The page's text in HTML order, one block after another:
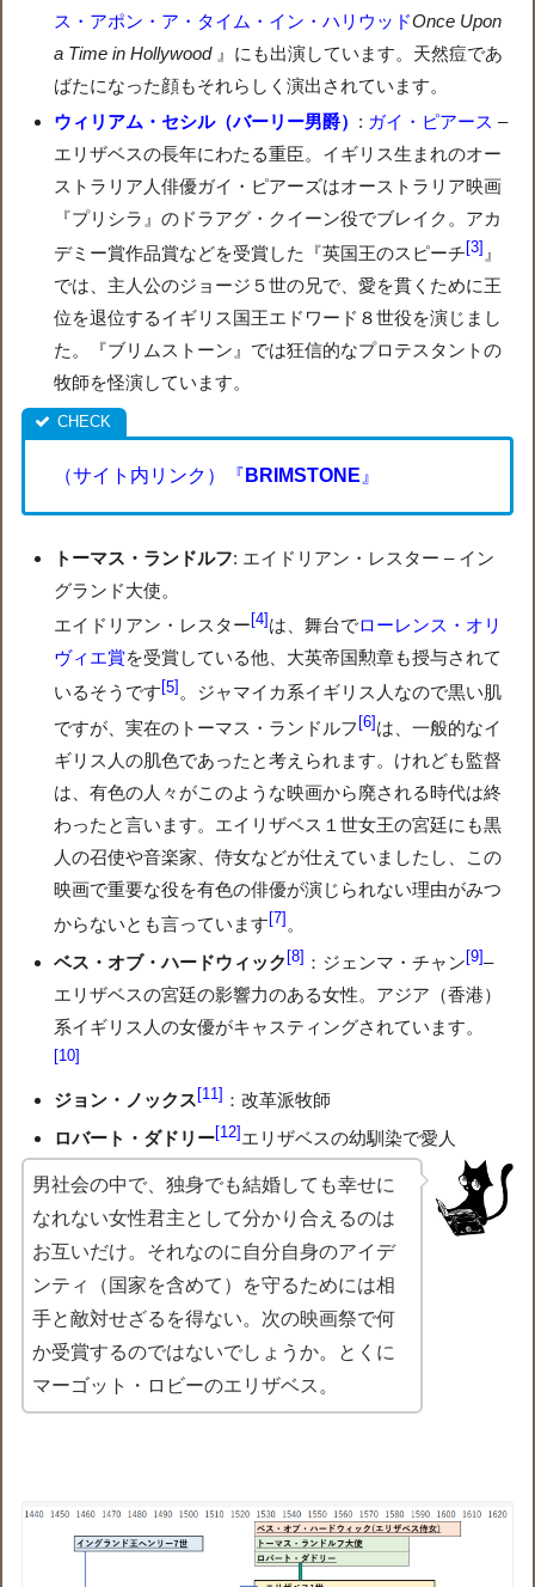
ス・アポン・ア・タイム・イン・ハリウッドOnce Upon
a Time in Hollywood』にも出演しています。天然痘であ
ばたになった顔もそれらしく演出されています。
ウィリアム・セシル（バーリー男爵） : ガイ・ピアース –
エリザベスの長年にわたる重臣。イギリス生まれのオー
ストラリア人俳優ガイ・ピアーズはオーストラリア映画
『プリシラ』のドラアグ・クイーン役でブレイク。アカ
デミー賞作品賞などを受賞した『英国王のスピーチ 3 』
では、主人公のジョージ５世の兄で、愛を貫くために王
位を退位するイギリス国王エドワード８世役を演じまし
た。『ブリムストーン』では狂信的なプロテスタントの
牧師を怪演しています。
（サイト内リンク）『 BRIMSTONE 』
トーマス・ランドルフ: エイドリアン・レスター – イン
グランド大使。
エイドリアン・レスター 4 は、舞台でローレンス・オリ
ヴィエ賞を受賞している他、大英帝国勲章も授与されて
いるそうです 5 。ジャマイカ系イギリス人なので黒い肌
ですが、実在のトーマス・ランドルフ 6 は、一般的なイ
ギリス人の肌色であったと考えられます。けれども監督
は、有色の人々がこのような映画から廃される時代は終
わったと言います。エイリザベス１世女王の宮廷にも黒
人の召使や音楽家、侍女などが仕えていましたし、この
映画で重要な役を有色の俳優が演じられない理由がみつ
からないとも言っています 7 。
ベス・オブ・ハードウィック 8 ：ジェンマ・チャン 9 –
エリザベスの宮廷の影響力のある女性。アジア（香港）
系イギリス人の女優がキャスティングされています。
10
ジョン・ノックス 11
：改革派牧師
ロバート・ダドリー 12 エリザベスの幼馴染で愛人
男社会の中で、独身でも結婚しても幸せに
なれない女性君主として分かり合えるのは
お互いだけ。それなのに自分自身のアイデ
ンティ（国家を含めて）を守るためには相
手と敵対せざるを得ない。次の映画祭で何
か受賞するのではないでしょうか。とくに
マーゴット・ロビーのエリザベス。